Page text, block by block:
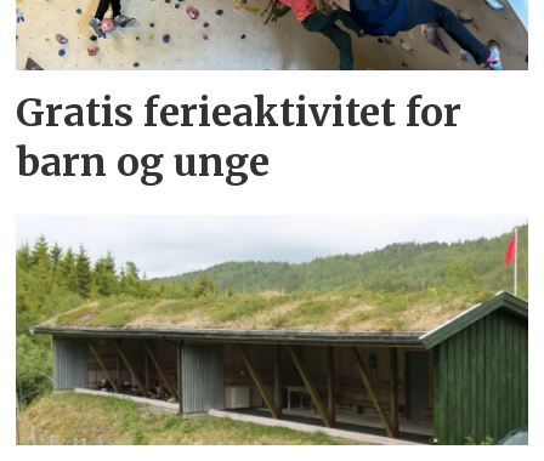
Gratis ferieaktivitet for
barn og unge